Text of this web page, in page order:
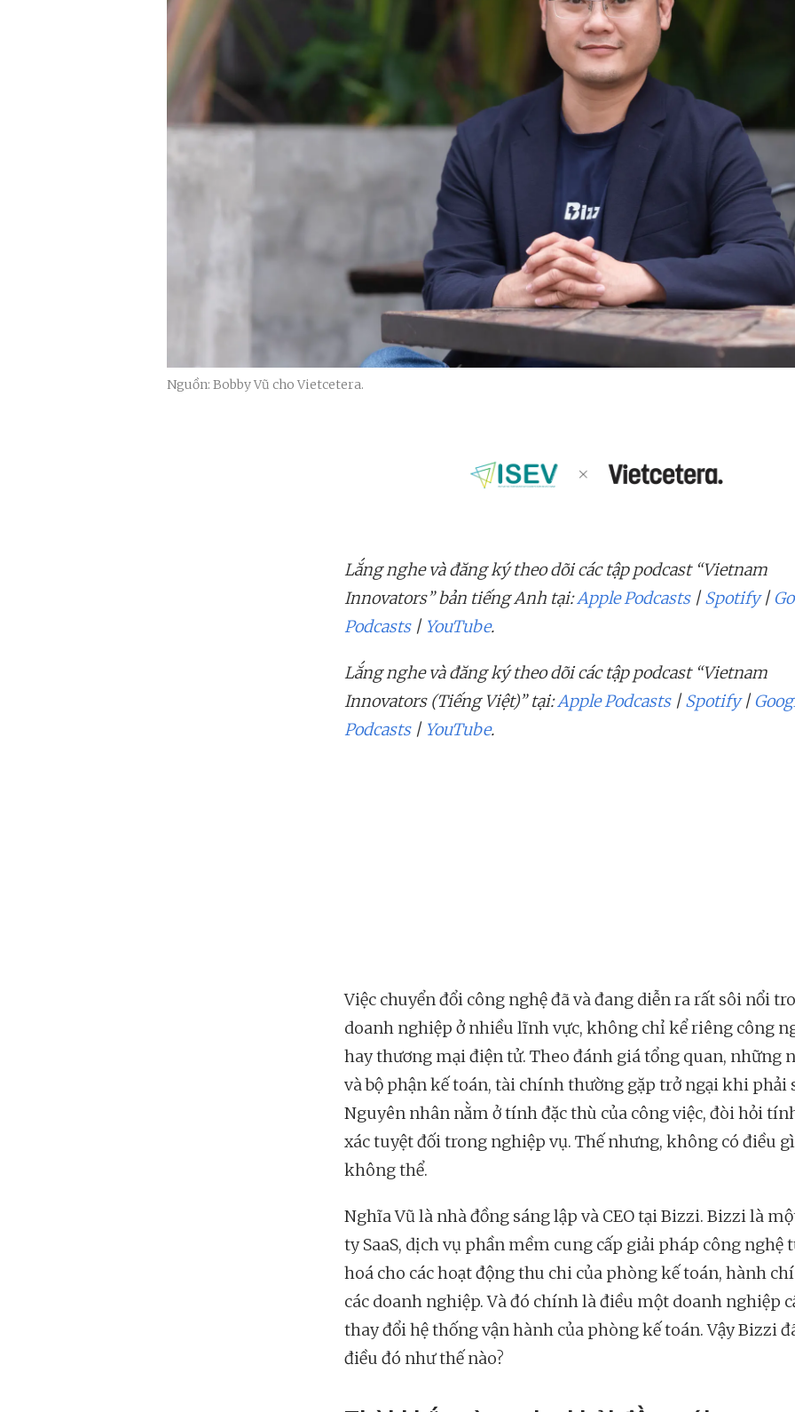
Nguồn: Bobby Vũ cho Vietcetera.
Lắng nghe và đăng ký theo dõi các tập podcast “Vietnam
Innovators” bản tiếng Anh tại:Apple Podcasts| Spotify|
Podcasts| YouTube.
Lắng nghe và đăng ký theo dõi các tập podcast “Vietnam
Innovators (Tiếng Việt)” tại:Apple Podcasts| Spotify|
Podcasts| YouTube.
Việc chuyển đổi công nghệ đã và đang diễn ra rất sôi nổi
doanh nghiệp ở nhiều lĩnh vực, không chỉ kể riêng công
hay thương mại điện tử. Theo đánh giá tổng quan, những
và bộ phận kế toán, tài chính thường gặp trở ngại khi phải
Nguyên nhân nằm ở tính đặc thù của công việc, đòi hỏi
xác tuyệt đối trong nghiệp vụ. Thế nhưng, không có điều
không thể.
Nghĩa Vũ là nhà đồng sáng lập và CEO tại Bizzi. Bizzi là
ty SaaS, dịch vụ phần mềm cung cấp giải pháp công nghệ
hoá cho các hoạt động thu chi của phòng kế toán, hành
các doanh nghiệp. Và đó chính là điều một doanh nghiệp
thay đổi hệ thống vận hành của phòng kế toán. Vậy Bizzi
điều đó như thế nào?